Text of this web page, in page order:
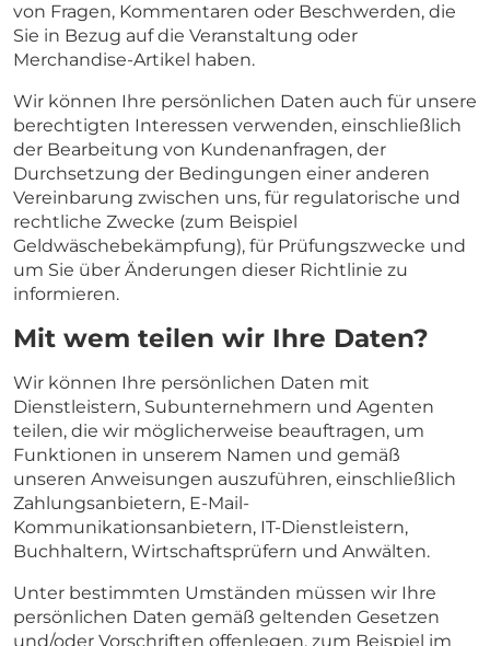
von Fragen, Kommentaren oder Beschwerden, die
Sie in Bezug auf die Veranstaltung oder
Merchandise-Artikel haben.
Wir können Ihre persönlichen Daten auch für unsere
berechtigten Interessen verwenden, einschließlich
der Bearbeitung von Kundenanfragen, der
Durchsetzung der Bedingungen einer anderen
Vereinbarung zwischen uns, für regulatorische und
rechtliche Zwecke (zum Beispiel
Geldwäschebekämpfung), für Prüfungszwecke und
um Sie über Änderungen dieser Richtlinie zu
informieren.
Mit wem teilen wir Ihre Daten?
Wir können Ihre persönlichen Daten mit
Dienstleistern, Subunternehmern und Agenten
teilen, die wir möglicherweise beauftragen, um
Funktionen in unserem Namen und gemäß
unseren Anweisungen auszuführen, einschließlich
Zahlungsanbietern, E-Mail-
Kommunikationsanbietern, IT-Dienstleistern,
Buchhaltern, Wirtschaftsprüfern und Anwälten.
Unter bestimmten Umständen müssen wir Ihre
persönlichen Daten gemäß geltenden Gesetzen
und/oder Vorschriften offenlegen, zum Beispiel im